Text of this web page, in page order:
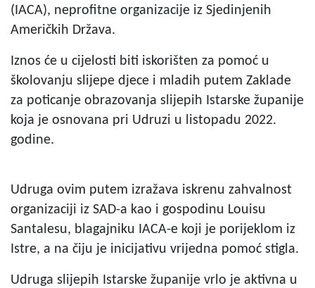
(IACA), neprofitne organizacije iz Sjedinjenih
Američkih Država.
Iznos će u cijelosti biti iskorišten za pomoć u
školovanju slijepe djece i mladih putem Zaklade
za poticanje obrazovanja slijepih Istarske županije
koja je osnovana pri Udruzi u listopadu 2022.
godine.
Udruga ovim putem izražava iskrenu zahvalnost
organizaciji iz SAD-a kao i gospodinu Louisu
Santalesu, blagajniku IACA-e koji je porijeklom iz
Istre, a na čiju je inicijativu vrijedna pomoć stigla.
Udruga slijepih Istarske županije vrlo je aktivna u